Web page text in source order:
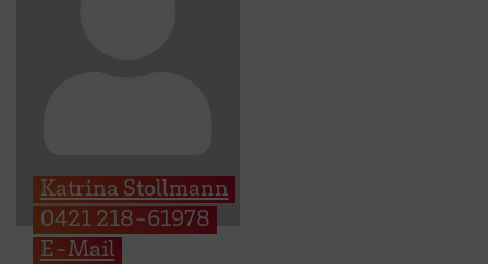
Katrina Stollmann
0421 218-61978
E-Mail